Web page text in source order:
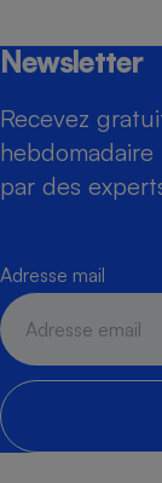
Newsletter
Recevez
par des
Adresse mail